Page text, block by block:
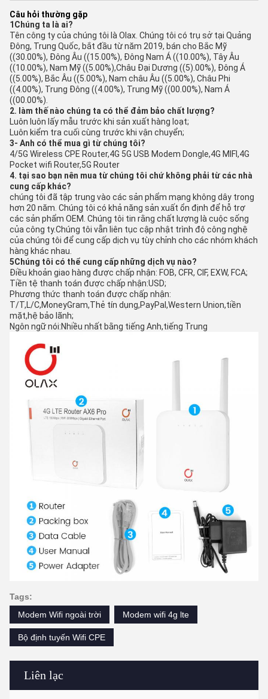
Liên lạc
Câu hỏi thường gặp
1Chúng ta là ai?
Tên công ty của chúng tôi là Olax. Chúng tôi có trụ sở tại Quảng
Đông, Trung Quốc, bắt đầu từ năm 2019, bán cho Bắc Mỹ
((30.00%), Đông Âu ((15.00%), Đông Nam Á ((10.00%), Tây Âu
((10.00%), Nam Mỹ ((5.00%),Châu Đại Dương ((5).00%), Đông Á
((5.00%), Bắc Âu ((5.00%), Nam châu Âu ((5.00%), Châu Phi
((4.00%), Trung Đông ((4.00%), Trung Mỹ ((00.00%), Nam Á
((00.00%).
2. làm thế nào chúng ta có thể đảm bảo chất lượng?
Luôn luôn lấy mẫu trước khi sản xuất hàng loạt;
Luôn kiểm tra cuối cùng trước khi vận chuyển;
3- Anh có thể mua gì từ chúng tôi?
4/5G Wireless CPE Router,4G 5G USB Modem Dongle,4G MIFI,4G
Pocket wifi Router,5G Router
4. tại sao bạn nên mua từ chúng tôi chứ không phải từ các nhà
cung cấp khác?
chúng tôi đã tập trung vào các sản phẩm mạng không dây trong
hơn 20 năm. Chúng tôi có khả năng sản xuất ổn định để hỗ trợ
các sản phẩm OEM. Chúng tôi tin rằng chất lượng là cuộc sống
của công ty.Chúng tôi vẫn liên tục cập nhật trình độ công nghệ
của chúng tôi để cung cấp dịch vụ tùy chỉnh cho các nhóm khách
hàng khác nhau.
5Chúng tôi có thể cung cấp những dịch vụ nào?
Điều khoản giao hàng được chấp nhận: FOB, CFR, CIF, EXW, FCA;
Tiền tệ thanh toán được chấp nhận:USD;
Phương thức thanh toán được chấp nhận:
T/T,L/C,MoneyGram,Thẻ tín dụng,PayPal,Western Union,tiền
mặt,hệ bảo lãnh;
Ngôn ngữ nói:Nhiều nhất bằng tiếng Anh,tiếng Trung
Tags:
Modem Wifi ngoài trời
Modem wifi 4g lte
Bộ định tuyến Wifi CPE